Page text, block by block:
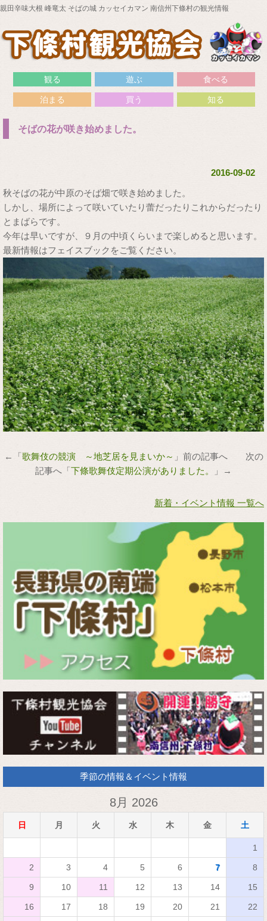
親田辛味大根 峰竜太 そばの城 カッセイカマン 南信州下條村の観光情報
観る 遊ぶ 食べる
泊まる 買う 知る
そばの花が咲き始めました。
2016-09-02
秋そばの花が中原のそば畑で咲き始めました。
しかし、場所によって咲いていたり蕾だったりこれからだったり
とまばらです。
今年は早いですが、９月の中頃くらいまで楽しめると思います。
最新情報はフェイスブックをご覧ください。
←「歌舞伎の競演 ～地芝居を見まいか～ 」前の記事へ 次の
記事へ「下條歌舞伎定期公演がありました。 」→
新着・イベント情報 一覧へ
季節の情報＆イベント情報
8月 2026
日 月 火 水 木 金 土
1
2 3 4 5 6 7 8
9 10 11 12 13 14 15
16 17 18 19 20 21 22